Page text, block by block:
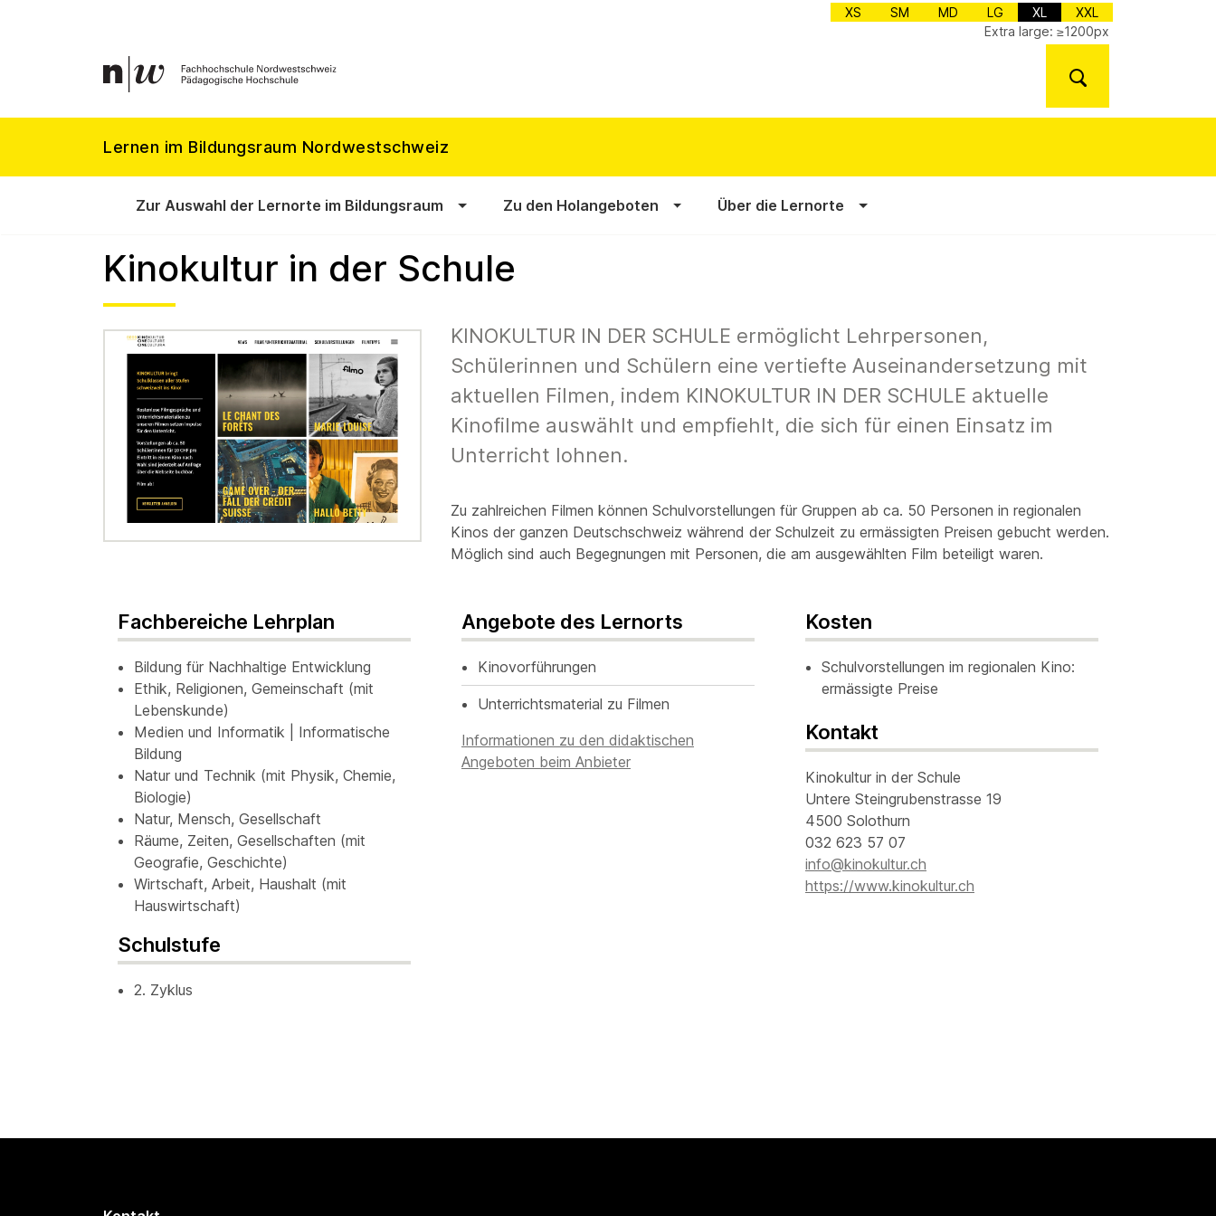
XS SM MD LG XL
XXL
Extra large: ≥1200px
Lernen im Bildungsraum Nordwestschweiz
Zur Auswahl der Lernorte im Bildungsraum Zu den Holangeboten Über die Lernorte
Kinokultur in der Schule
KINOKULTUR IN DER SCHULE ermöglicht Lehrpersonen,
Schülerinnen und Schülern eine vertiefte Auseinandersetzung mit
aktuellen Filmen, indem KINOKULTUR IN DER SCHULE aktuelle
Kinofilme auswählt und empfiehlt, die sich für einen Einsatz im
Unterricht lohnen.
Zu zahlreichen Filmen können Schulvorstellungen für Gruppen ab ca. 50 Personen in regionalen
Kinos der ganzen Deutschschweiz während der Schulzeit zu ermässigten Preisen gebucht werden.
Möglich sind auch Begegnungen mit Personen, die am ausgewählten Film beteiligt waren.
Fachbereiche Lehrplan
Bildung für Nachhaltige Entwicklung
Ethik, Religionen, Gemeinschaft (mit
Lebenskunde)
Medien und Informatik | Informatische
Bildung
Natur und Technik (mit Physik, Chemie,
Biologie)
Natur, Mensch, Gesellschaft
Räume, Zeiten, Gesellschaften (mit
Geografie, Geschichte)
Wirtschaft, Arbeit, Haushalt (mit
Hauswirtschaft)
Schulstufe
2. Zyklus
Angebote des Lernorts
Kinovorführungen
Unterrichtsmaterial zu Filmen
Informationen zu den didaktischen
Angeboten beim Anbieter
Kosten
Schulvorstellungen im regionalen Kino:
ermässigte Preise
Kontakt
Kinokultur in der Schule
Untere Steingrubenstrasse 19
4500 Solothurn
032 623 57 07
info@kinokultur.ch
https://www.kinokultur.ch